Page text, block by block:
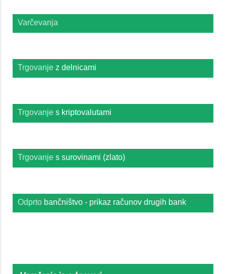
Varčevanja
Trgovanje z delnicami
Trgovanje s kriptovalutami
Trgovanje s surovinami (zlato)
Odprto bančništvo - prikaz računov drugih bank